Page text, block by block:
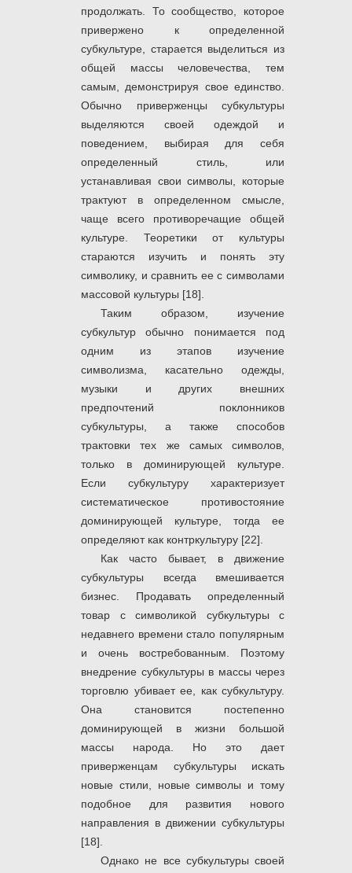
продолжать. То сообщество, которое
привержено к определенной
субкультуре, старается выделиться из
общей массы человечества, тем
самым, демонстрируя свое единство.
Обычно приверженцы субкультуры
выделяются своей одеждой и
поведением, выбирая для себя
определенный стиль, или
устанавливая свои символы, которые
трактуют в определенном смысле,
чаще всего противоречащие общей
культуре. Теоретики от культуры
стараются изучить и понять эту
символику, и сравнить ее с символами
массовой культуры [18].
Таким образом, изучение
субкультур обычно понимается под
одним из этапов изучение
символизма, касательно одежды,
музыки и других внешних
предпочтений поклонников
субкультуры, а также способов
трактовки тех же самых символов,
только в доминирующей культуре.
Если субкультуру характеризует
систематическое противостояние
доминирующей культуре, тогда ее
определяют как контркультуру [22].
Как часто бывает, в движение
субкультуры всегда вмешивается
бизнес. Продавать определенный
товар с символикой субкультуры с
недавнего времени стало популярным
и очень востребованным. Поэтому
внедрение субкультуры в массы через
торговлю убивает ее, как субкультуру.
Она становится постепенно
доминирующей в жизни большой
массы народа. Но это дает
приверженцам субкультуры искать
новые стили, новые символы и тому
подобное для развития нового
направления в движении субкультуры
[18].
Однако не все субкультуры своей